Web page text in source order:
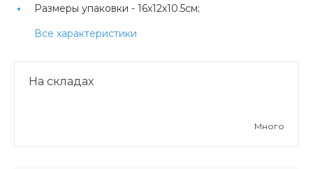
Размеры упаковки - 16х12х10.5см;
Все характеристики
На складах
Много